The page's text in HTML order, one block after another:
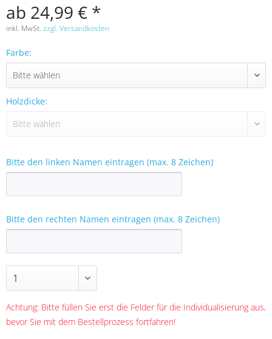
ab 24,99 € *
inkl. MwSt. zzgl. Versandkosten
Farbe:
Holzdicke:
Bitte den linken Namen eintragen (max. 8 Zeichen)
Bitte den rechten Namen eintragen (max. 8 Zeichen)
Achtung: Bitte füllen Sie erst die Felder für die Individualisierung aus,
bevor Sie mit dem Bestellprozess fortfahren!